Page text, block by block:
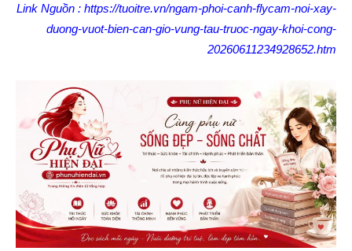
Link Nguồn : https://tuoitre.vn/ngam-phoi-canh-flycam-noi-xay-
duong-vuot-bien-can-gio-vung-tau-truoc-ngay-khoi-cong-
20260611234928652.htm